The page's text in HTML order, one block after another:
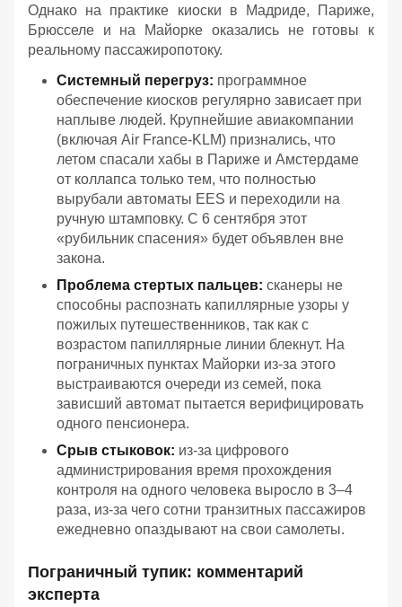
Однако на практике киоски в Мадриде, Париже,
Брюсселе и на Майорке оказались не готовы к
реальному пассажиропотоку.
Системный перегруз: программное
обеспечение киосков регулярно зависает при
наплыве людей. Крупнейшие авиакомпании
(включая Air France-KLM) признались, что
летом спасали хабы в Париже и Амстердаме
от коллапса только тем, что полностью
вырубали автоматы EES и переходили на
ручную штамповку. С 6 сентября этот
«рубильник спасения» будет объявлен вне
закона.
Проблема стертых пальцев: сканеры не
способны распознать капиллярные узоры у
пожилых путешественников, так как с
возрастом папиллярные линии блекнут. На
пограничных пунктах Майорки из-за этого
выстраиваются очереди из семей, пока
зависший автомат пытается верифицировать
одного пенсионера.
Срыв стыковок: из-за цифрового
администрирования время прохождения
контроля на одного человека выросло в 3–4
раза, из-за чего сотни транзитных пассажиров
ежедневно опаздывают на свои самолеты.
Пограничный тупик: комментарий
эксперта